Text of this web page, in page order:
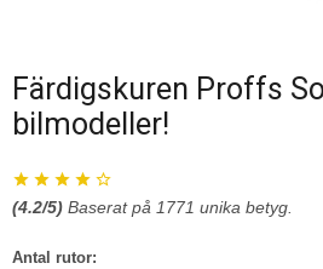
Färdigskuren Proffs
bilmodeller!
(4.2/5) Baserat på 1771 unika betyg.
Antal rutor: